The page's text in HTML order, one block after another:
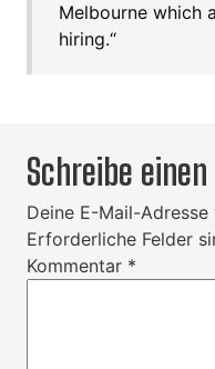
Melbourne which
hiring.“
Schreibe
Deine E-Mail-
Erforderliche Felder
Kommentar *